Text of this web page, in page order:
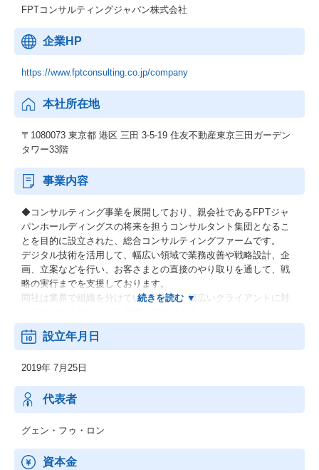
FPTコンサルティングジャパン株式会社
企業HP
https://www.fptconsulting.co.jp/company
本社所在地
〒1080073 東京都 港区 三田 3-5-19 住友不動産東京三田ガーデン
タワー33階
事業内容
◆コンサルティング事業を展開しており、親会社であるFPTジャ
パンホールディングスの将来を担うコンサルタント集団となるこ
とを目的に設立された、総合コンサルティングファームです。
デジタル技術を活用して、幅広い領域で業務改善や戦略設計、企
画、立案などを行い、お客さまとの直接のやり取りを通して、戦
略の実行までを支援しております。
同社は業界で組織を分けていないため、幅広いクライアントに対
【ソリューション例】
・ERP/SAP
・DX
・Salesforce
・LCP(ローコードプログラム)
・BPO
・BPG(ビジネスプロデューサー)
設立年月日
2019年 7月25日
代表者
グェン・フゥ・ロン
資本金